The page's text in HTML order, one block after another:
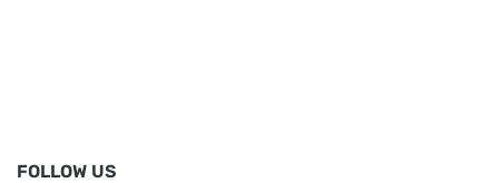
FOLLOW US